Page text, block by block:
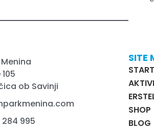
ob Savinji
995
SITE
SHOP
BLOG